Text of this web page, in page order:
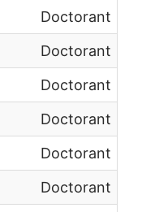
Doctorant
Doctorant
Doctorant
Doctorant
Doctorant
Doctorant